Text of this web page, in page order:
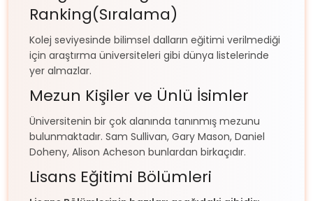
Ranking(Sıralama)
Kolej seviyesinde bilimsel dalların eğitimi verilmediği
için araştırma üniversiteleri gibi dünya listelerinde
yer almazlar.
Mezun Kişiler ve Ünlü İsimler
Üniversitenin bir çok alanında tanınmış mezunu
bulunmaktadır. Sam Sullivan, Gary Mason, Daniel
Doheny, Alison Acheson bunlardan birkaçıdır.
Lisans Eğitimi Bölümleri